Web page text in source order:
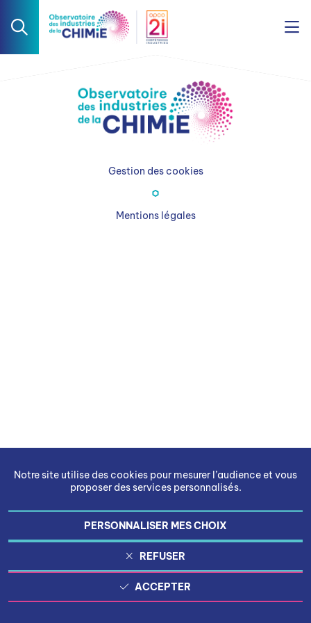
Notre site utilise des cookies pour mesurer l’audience et vous
proposer des services personnalisés.
PERSONNALISER MES CHOIX
REFUSER
ACCEPTER
Gestion des cookies
Mentions légales